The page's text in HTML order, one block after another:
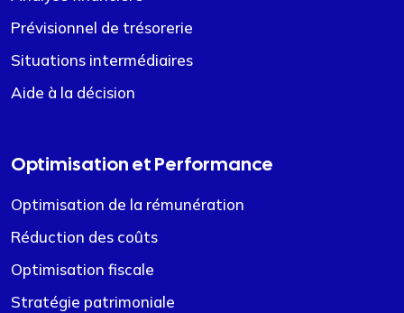
Prévisionnel de trésorerie
Situations intermédiaires
Aide à la décision
Optimisation et Performance
Optimisation de la rémunération
Réduction des coûts
Optimisation fiscale
Stratégie patrimoniale